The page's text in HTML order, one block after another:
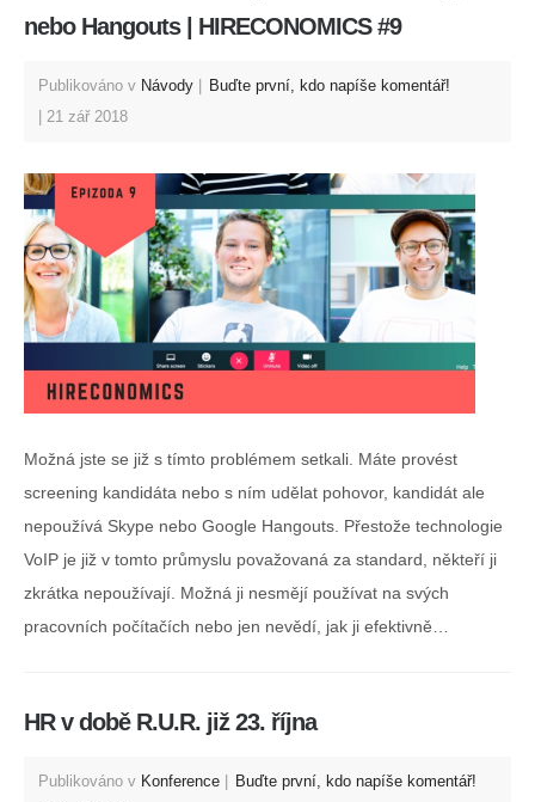
nebo Hangouts | HIRECONOMICS #9
Publikováno v Návody
Buďte první, kdo napíše komentář!
21 zář 2018
Možná jste se již s tímto problémem setkali. Máte provést
screening kandidáta nebo s ním udělat pohovor, kandidát ale
nepoužívá Skype nebo Google Hangouts. Přestože technologie
VoIP je již v tomto průmyslu považovaná za standard, někteří ji
zkrátka nepoužívají. Možná ji nesmějí používat na svých
pracovních počítačích nebo jen nevědí, jak ji efektivně…
HR v době R.U.R. již 23. října
Publikováno v Konference
Buďte první, kdo napíše komentář!